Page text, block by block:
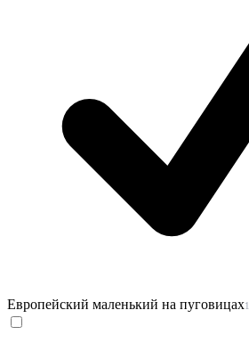
Европейский маленький на пуговицах1